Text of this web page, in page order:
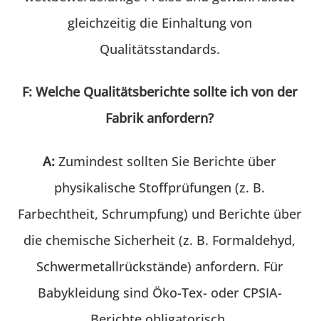
gleichzeitig die Einhaltung von
Qualitätsstandards.
F: Welche Qualitätsberichte sollte ich von der
Fabrik anfordern?
A: Zumindest sollten Sie Berichte über
physikalische Stoffprüfungen (z. B.
Farbechtheit, Schrumpfung) und Berichte über
die chemische Sicherheit (z. B. Formaldehyd,
Schwermetallrückstände) anfordern. Für
Babykleidung sind Öko-Tex- oder CPSIA-